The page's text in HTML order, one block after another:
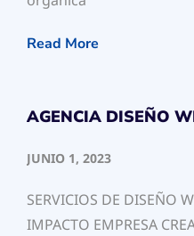
Read More
AGENCIA DISEÑO
JUNIO 1, 2023
SERVICIOS DE DISEÑO
IMPACTO EMPRESA